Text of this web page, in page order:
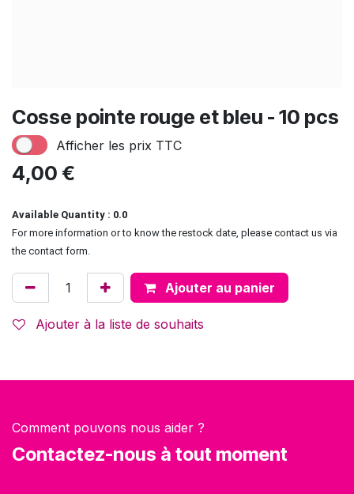
Cosse pointe rouge et bleu - 10 pcs
Afficher les prix TTC
4,00 €
Available Quantity : 0.0
For more information or to know the restock date, please contact us via
the contact form.
Ajouter au panier
Ajouter à la liste de souhaits
Comment pouvons nous aider ?
Contactez-nous à tout moment